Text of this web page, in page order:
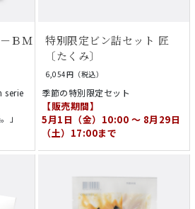
ＢＭ
serie
」
特別限定ビン詰セット 匠
〔たくみ〕
6,054円（税込）
季節の特別限定セット
【販売期間】
5月1日（金）10:00 ～ 8月29日
（土）17:00まで